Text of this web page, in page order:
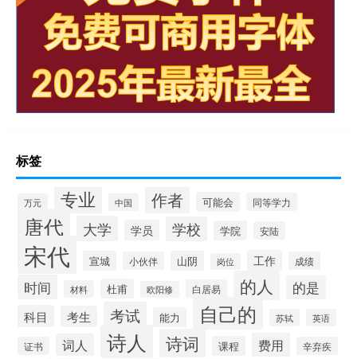
标签
万元 专业 中国 作者 可能会 同等学力
唐代 大学 学员 学校 学院 安陆
宋代 宣城 小伙伴 山阴 岗位 工作 成绩
时间 材料 杜甫 欧阳修 白居易 的人 的是
科目 考生 考试 能力 自己的 苏轼 英语
证书 词人 诗人 诗词 课程 费用
辛弃疾